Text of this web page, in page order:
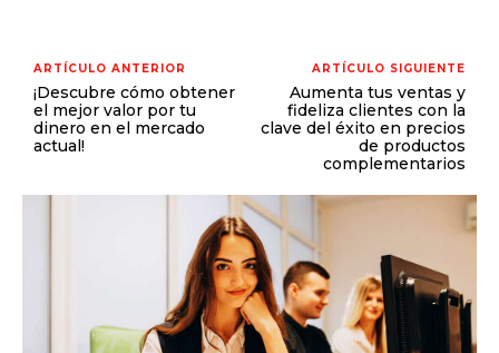
ARTÍCULO ANTERIOR
¡Descubre cómo obtener
el mejor valor por tu
dinero en el mercado
actual!
ARTÍCULO SIGUIENTE
Aumenta tus ventas y
fideliza clientes con la
clave del éxito en precios
de productos
complementarios